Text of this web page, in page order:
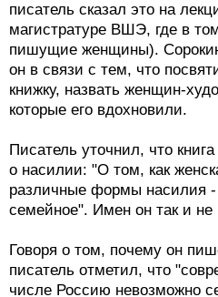
писатель сказал это на
магистратуре ВШЭ, где в
пишущие женщины).
он в связи с тем, что
книжку, назвать женщин-
которые его вдохновили.
Писатель уточнил, что
о насилии: "О том, как
различные формы насилия -
семейное". Имен он так и не
Говоря о том, почему он
писатель отметил, что
числе Россию невозможно